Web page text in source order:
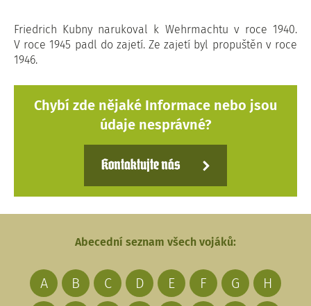
Friedrich Kubny narukoval k Wehrmachtu v roce 1940.
V roce 1945 padl do zajetí. Ze zajetí byl propuštěn v roce
1946.
Chybí zde nějaké Informace nebo jsou
údaje nesprávné?
Kontaktujte nás
Abecední seznam všech vojáků:
A B C D E F G
H